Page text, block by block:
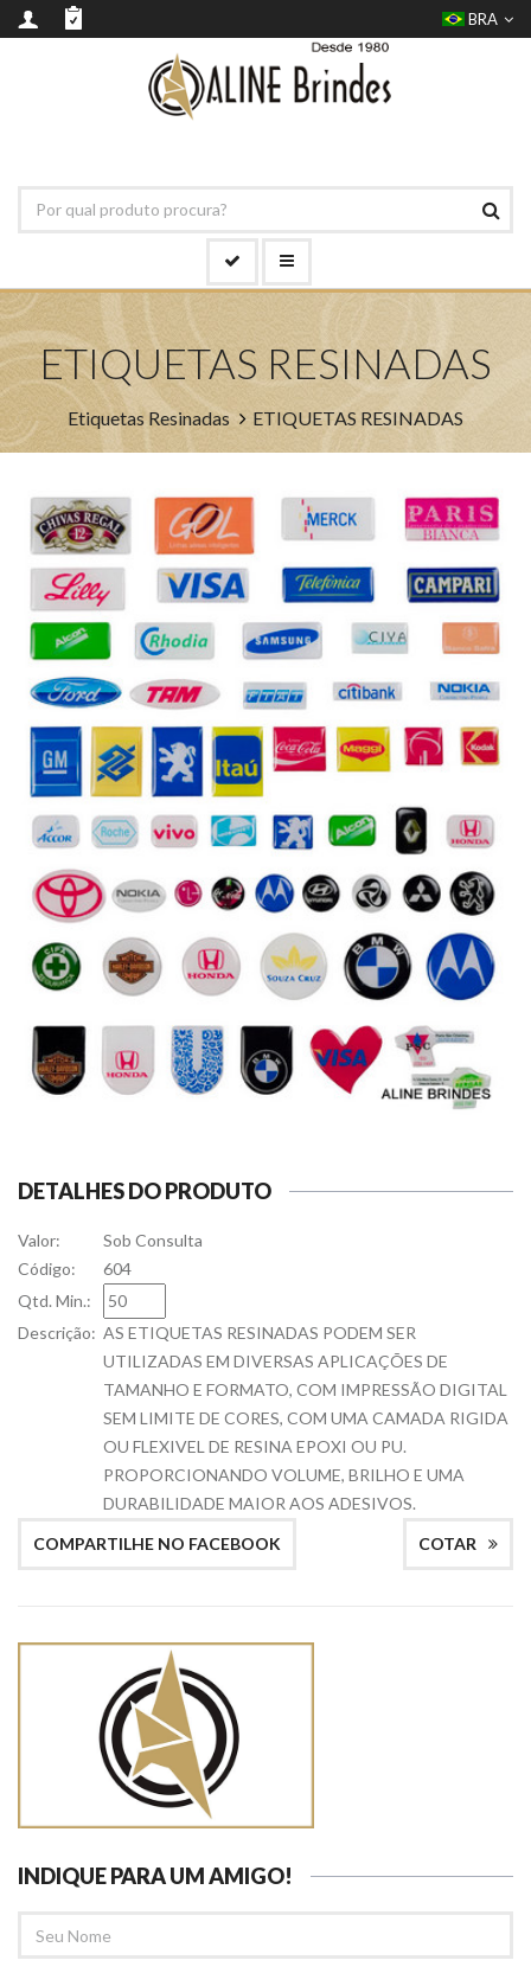
BRA
ETIQUETAS RESINADAS
Etiquetas Resinadas ETIQUETAS RESINADAS
DETALHES DO PRODUTO
Valor:
Sob Consulta
Código:
604
Qtd. Min.:
Descrição: AS ETIQUETAS RESINADAS PODEM SER
UTILIZADAS EM DIVERSAS APLICAÇÕES DE
TAMANHO E FORMATO, COM IMPRESSÃO DIGITAL
SEM LIMITE DE CORES, COM UMA CAMADA RIGIDA
OU FLEXIVEL DE RESINA EPOXI OU PU.
PROPORCIONANDO VOLUME, BRILHO E UMA
DURABILIDADE MAIOR AOS ADESIVOS.
COTAR
COMPARTILHE NO FACEBOOK
INDIQUE PARA UM AMIGO!
NOME